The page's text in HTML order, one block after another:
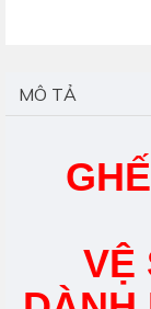
MÔ TẢ
VỆ